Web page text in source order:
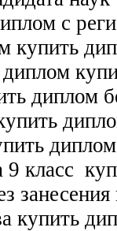
с
купить
диплом
диплом
9 класс
купить